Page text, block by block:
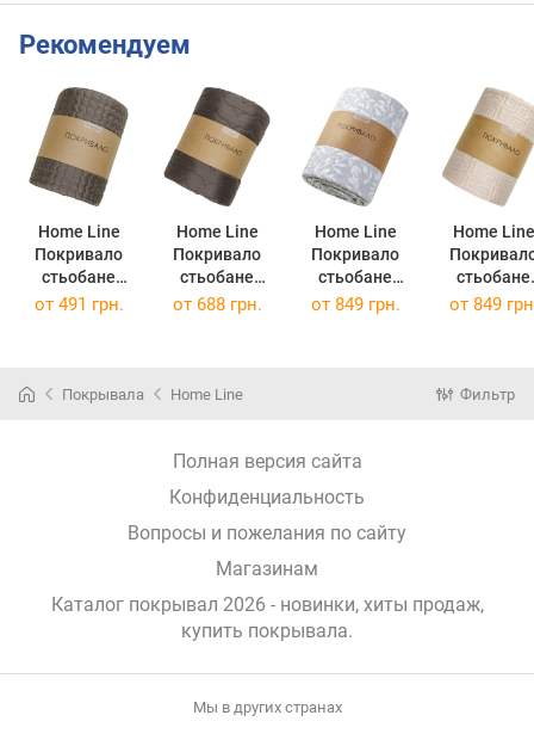
Рекомендуем
Home Line
Покривало
стьобане
160х210
Home Line
Покривало
стьобане
210х240
Home Line
Покривало
стьобане
210х240
Home Line
стьобане
210х240
бежевий)
от 491 грн. от 688 грн. от 849 грн. от 849
Покрывала Home Line Фильтр
Полная версия сайта
Конфиденциальность
Вопросы и пожелания по сайту
Магазинам
Каталог покрывал 2026 - новинки, хиты продаж,
купить покрывала.
Мы в других странах